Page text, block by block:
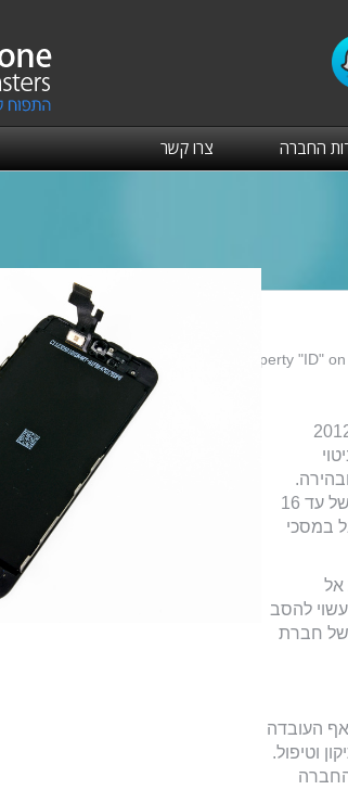
החברה צרו קשר
Warning: Attempt to read property "ID"
השישית של מכשירי הטלפון החכמים מבית אפל. המכשיר הושק בתאריך 12 בספטמבר 2012
ביטוי
המסך של אייפון 5 הוא בגודל 4 אינצ' וברזולציה של 1136X640 פיקסלים, בדחיסות של ppi 326 ובעומק צבע של עד 16
הוא גבוה יותר וזאת למען יצירת יחס 16:9 המקובל במסכי
התייחסות אל
להסב
של חברת
להעניק לכם הצעת מחיר משתלמת על החלפת מסך לאייפון 5. על אף העובדה
לשירותי תיקון וטיפול.